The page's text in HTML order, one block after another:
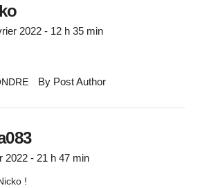
2022 - 12 h 35 min
By Post Author
2022 - 21 h 47 min
!